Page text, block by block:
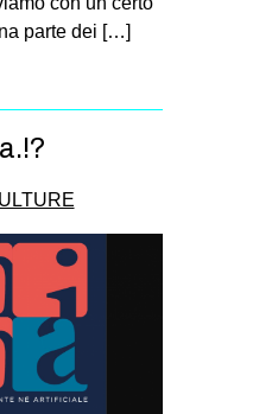
parte dei […]